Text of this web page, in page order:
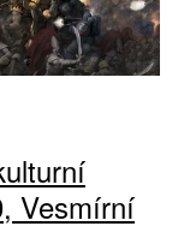
Vesmírní